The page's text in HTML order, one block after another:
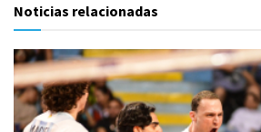
Noticias relacionadas